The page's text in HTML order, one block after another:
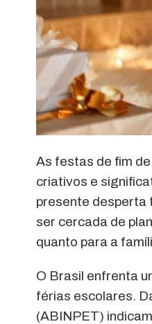
As festas de fim
criativos e
presente desperta
ser cercada de
quanto para a
O Brasil enfrenta
férias escolares.
(ABINPET)